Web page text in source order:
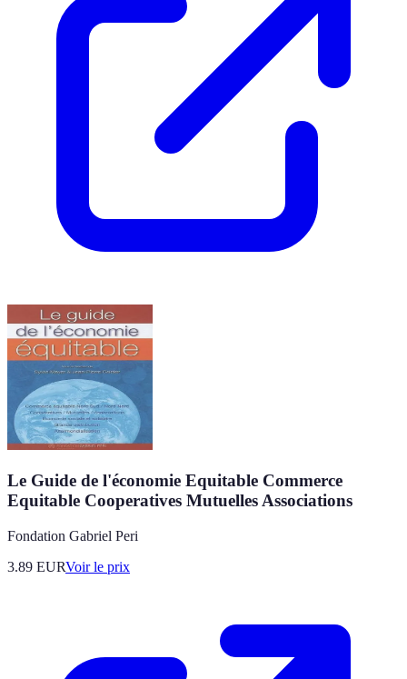
Le Guide de l'économie Equitable Commerce
Equitable Cooperatives Mutuelles Associations
Fondation Gabriel Peri
3.89 EURVoir le prix